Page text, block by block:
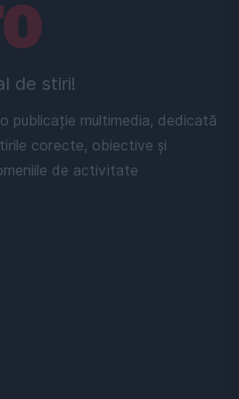
de stiri!
publicație multimedia, dedicată
corecte, obiective și
de activitate